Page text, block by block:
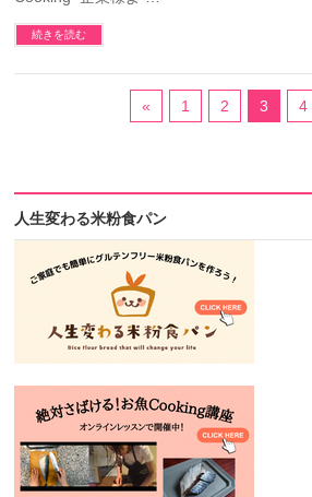
続きを読む
« 1 2 3 4
人生変わる米粉食パン